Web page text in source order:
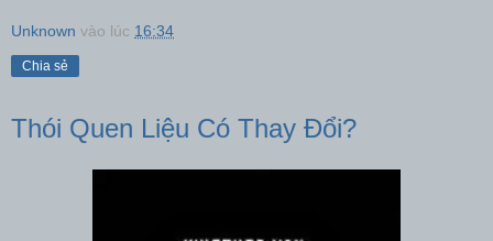
Unknown vào lúc 16:34
Chia sẻ
Thói Quen Liệu Có Thay Đổi?